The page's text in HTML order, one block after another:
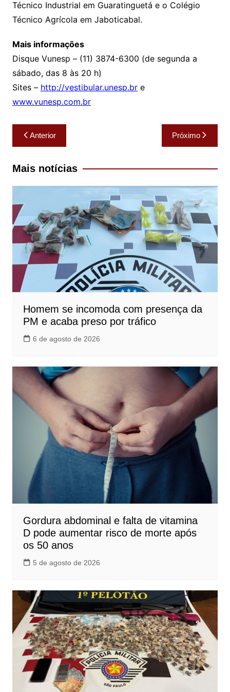
Técnico Industrial em Guaratinguetá e o Colégio
Técnico Agrícola em Jaboticabal.
Mais informações
Disque Vunesp – (11) 3874-6300 (de segunda a
sábado, das 8 às 20 h)
Sites – http://vestibular.unesp.bre
www.vunesp.com.br
Navegação
de
Post
Anterior Próximo
Mais notícias
Homem se incomoda com presença da
PM e acaba preso por tráfico
6 de agosto de 2026
Gordura abdominal e falta de vitamina
D pode aumentar risco de morte após
os 50 anos
5 de agosto de 2026